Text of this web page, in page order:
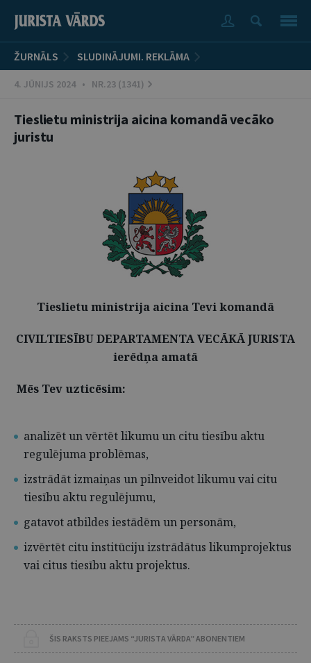
ŽURNĀLS SLUDINĀJUMI. REKLĀMA
4. JŪNIJS 2024 • NR.23 (1341)
Tieslietu ministrija aicina komandā vecāko
juristu
Tieslietu ministrija aicina Tevi komandā
CIVILTIESĪBU DEPARTAMENTA VECĀKĀ JURISTA
ierēdņa amatā
Mēs Tev uzticēsim:
analizēt un vērtēt likumu un citu tiesību aktu
regulējuma problēmas,
izstrādāt izmaiņas un pilnveidot likumu vai citu
tiesību aktu regulējumu,
gatavot atbildes iestādēm un personām,
izvērtēt citu institūciju izstrādātus likumprojektus
vai citus tiesību aktu projektus.
ŠIS RAKSTS PIEEJAMS “JURISTA VĀRDA” ABONENTIEM